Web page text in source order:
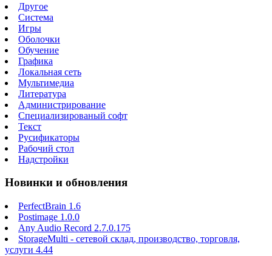
Другое
Система
Игры
Оболочки
Обучение
Графика
Локальная сеть
Мультимедиа
Литература
Администрирование
Специализированый софт
Текст
Русификаторы
Рабочий стол
Надстройки
Новинки и обновления
PerfectBrain 1.6
Postimage 1.0.0
Any Audio Record 2.7.0.175
StorageMulti - сетевой склад, производство, торговля,
услуги 4.44